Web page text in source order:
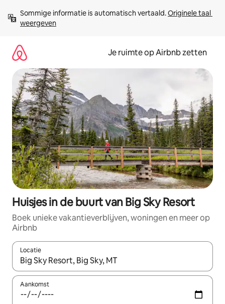
direct
naar
Sommige informatie is automatisch vertaald. Originele taal
weergeven
Je ruimte op Airbnb zetten
Huisjes in de buurt van Big Sky Resort
Boek unieke vakantieverblijven, woningen en meer op
Airbnb
Locatie
Wanneer er suggesties beschikbaar zijn, maak je een keuze
Aankomst